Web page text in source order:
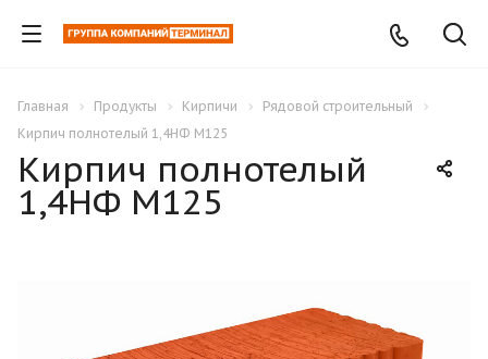
Главная Продукты Кирпичи
Рядовой строительный
Кирпич полнотелый 1,4НФ М125
Кирпич полнотелый
1,4НФ М125